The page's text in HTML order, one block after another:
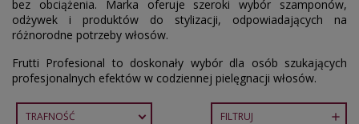
bez obciążenia. Marka oferuje szeroki wybór szamponów,
odżywek i produktów do stylizacji, odpowiadających na
różnorodne potrzeby włosów.
Frutti Profesional to doskonały wybór dla osób szukających
profesjonalnych efektów w codziennej pielęgnacji włosów.
TRAFNOŚĆ FILTRUJ 